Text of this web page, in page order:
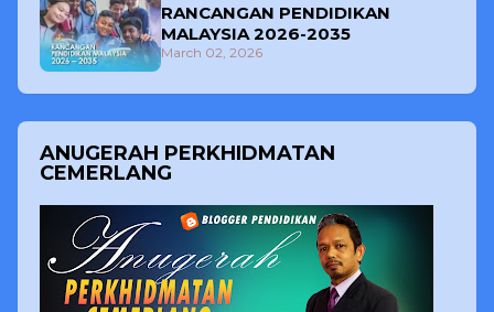
RANCANGAN PENDIDIKAN
MALAYSIA 2026-2035
March 02, 2026
ANUGERAH PERKHIDMATAN
CEMERLANG